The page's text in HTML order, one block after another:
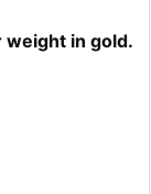
in gold.